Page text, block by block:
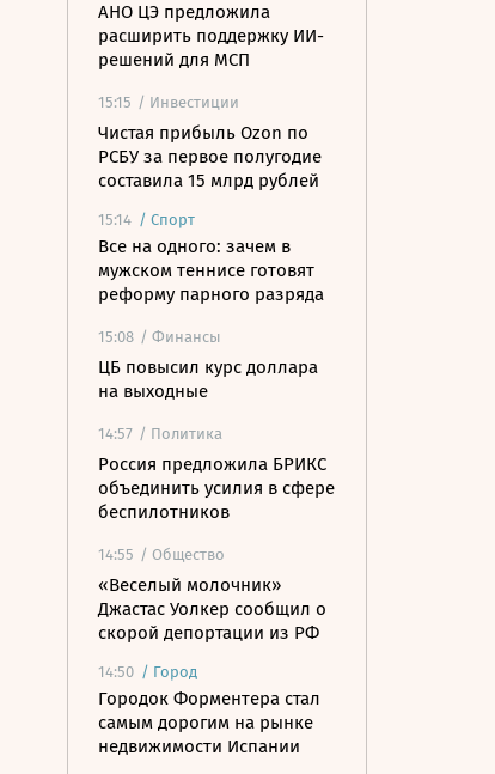
АНО ЦЭ предложила
расширить поддержку ИИ-
решений для МСП
15:15 / Инвестиции
Чистая прибыль Ozon по
РСБУ за первое полугодие
составила 15 млрд рублей
15:14 / Спорт
Все на одного: зачем в
мужском теннисе готовят
реформу парного разряда
15:08 / Финансы
ЦБ повысил курс доллара
на выходные
14:57 / Политика
Россия предложила БРИКС
объединить усилия в сфере
беспилотников
14:55 / Общество
«Веселый молочник»
Джастас Уолкер сообщил о
скорой депортации из РФ
14:50 / Город
Городок Форментера стал
самым дорогим на рынке
недвижимости Испании